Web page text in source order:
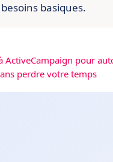
basiques.
ActiveCampaign pour
perdre votre temps